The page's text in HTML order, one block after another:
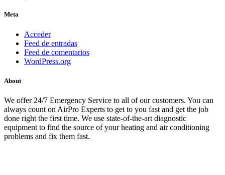
Meta
Acceder
Feed de entradas
Feed de comentarios
WordPress.org
About
We offer 24/7 Emergency Service to all of our customers. You can
always count on AirPro Experts to get to you fast and get the job
done right the first time. We use state-of-the-art diagnostic
equipment to find the source of your heating and air conditioning
problems and fix them fast.